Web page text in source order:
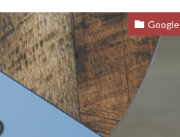
Google